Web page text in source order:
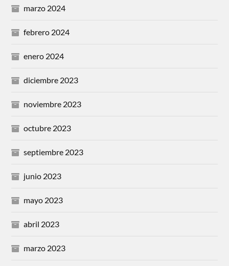
marzo 2024
febrero 2024
enero 2024
diciembre 2023
noviembre 2023
octubre 2023
septiembre 2023
junio 2023
mayo 2023
abril 2023
marzo 2023